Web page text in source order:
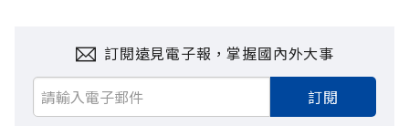
訂閱遠見電子報，掌握國內外大事
訂閱